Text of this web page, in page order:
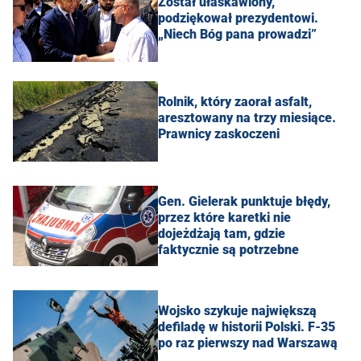
podziękował prezydentowi.
„Niech Bóg pana prowadzi”
Rolnik, który zaorał asfalt,
aresztowany na trzy miesiące.
Prawnicy zaskoczeni
Gen. Gielerak punktuje błędy,
przez które karetki nie
dojeżdżają tam, gdzie
faktycznie są potrzebne
Wojsko szykuje największą
defiladę w historii Polski. F-35
po raz pierwszy nad Warszawą